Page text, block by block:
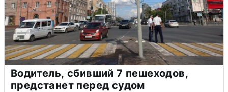
Водитель, сбивший 7 пешеходов,
предстанет перед судом